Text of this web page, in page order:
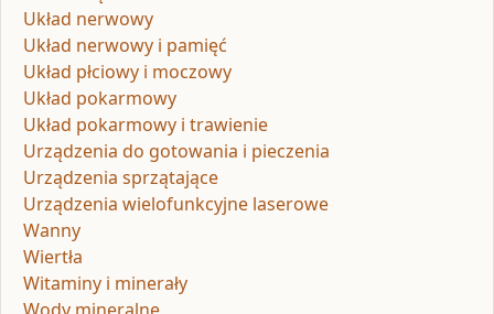
Układ nerwowy
Układ nerwowy i pamięć
Układ płciowy i moczowy
Układ pokarmowy
Układ pokarmowy i trawienie
Urządzenia do gotowania i pieczenia
Urządzenia sprzątające
Urządzenia wielofunkcyjne laserowe
Wanny
Wiertła
Witaminy i minerały